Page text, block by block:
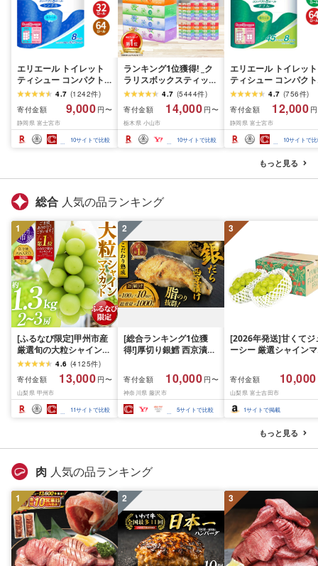
エリエール トイレット
ティシュー コンパクト
シングル [個数が選べ
る:16・32・64 ロール]
1.5倍巻 82.5m トイレッ
トペーパー シングル パ
ルプ100% 香りつき 日用
品 消耗品 備蓄 ふるさと
4.7 (1242件)
寄付金額
9,000 円〜
静岡県 富士宮市
10サイトで比較
ランキング1位獲得! _ク
ラリスボックスティッシ
ュ60箱(1箱220組(440
枚))(5個入り×12セット)_
ティッシュ ティッシュ
ペーパー 日用品 常備品
生活用品 まとめ買い [配
送不可地域:離島・沖縄
4.7 (5444件)
寄付金額
14,000 円〜
栃木県 小山市
10サイトで比較
エリエール トイレット
ティシュー コンパクト
ダブル [選べるロール
数:32・64 ロール] 1.5
巻 45m トイレットペ
パー ダブル パルプ
香りつき 日用品 消耗
備蓄 ふるさと納税 ふ
さと 送料無料 静岡県
4.7 (756件)
寄付金額
12,000
静岡県 富士宮市
10サイトで
もっと見る
総合 人気の品ランキング
1
[ふるなび限定]甲州市産
厳選旬の大粒シャインマ
スカット 約1.3kg 2〜3
房[2026年発送]
(MG)B12-472 FN-
Limited-VO シャインマ
スカット フルーツ
4.6 (4125件)
寄付金額
13,000 円〜
山梨県 甲州市
11サイトで比較
2
[総合ランキング1位獲
得!]厚切り銀鱈 西京漬け
約 1,000g (約 100g × 10
切) 西京味噌 西京みそ 味
噌漬け みそ 味噌 鮮魚 魚
介 銀だら 銀ダラ ギンダ
ラ ぎんだら 鱈 タラ 魚
漬魚 新鮮 小分け 人気返
酒のあて 家計応援
南 藤沢
寄付金額 10,000 円〜
神奈川県 藤沢市
5サイトで比較
3
[2026年発送]甘くてジ
ーシー 厳選シャインマ
月前半(1〜15日)から
月下旬までの発送) フ
ーツ ぶどう 果物 山梨
産 2026 旬 大粒 高級
寄付金額 10,000
山梨県 富士吉田市
1サイトで掲載
もっと見る
肉 人気の品ランキング
1 2 3